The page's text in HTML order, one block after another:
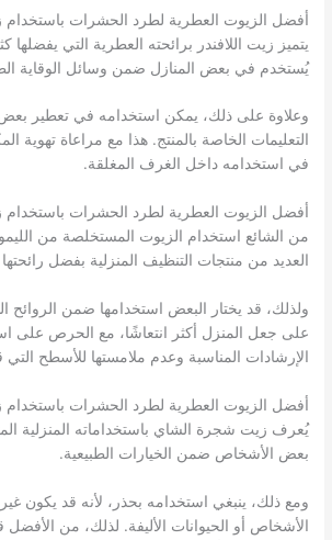
أفضل الزيوت العطرية لطرد الحشرات باستخدام
يتميز زيت اللافندر برائحته العطرية التي
يُستخدم في بعض المنازل ضمن وسائل الوقاية
وعلاوة على ذلك، يمكن استخدامه في تعطير
التعليمات الخاصة بالمنتج. هذا مع مراعاة تهوية
في استخدامه داخل الغرف المغلقة.
أفضل الزيوت العطرية لطرد الحشرات باستخدام
من الشائع استخدام الزيوت المستخلصة من
العديد من منتجات التنظيف المنزلية بفضل
ولذلك، قد يختار البعض استخدامها ضمن الروائح
على جعل المنزل أكثر انتعاشًا، مع الحرص على
الإرشادات المناسبة وعدم ملامستها للأسطح التي
أفضل الزيوت العطرية لطرد الحشرات
يُعرف زيت شجرة الشاي باستخداماته المنزلية
بعض الأشخاص ضمن الخيارات الطبيعية.
ومع ذلك، ينبغي استخدامه بحذر، لأنه قد يكون
الأشخاص أو الحيوانات الأليفة. لذلك، من الأفضل